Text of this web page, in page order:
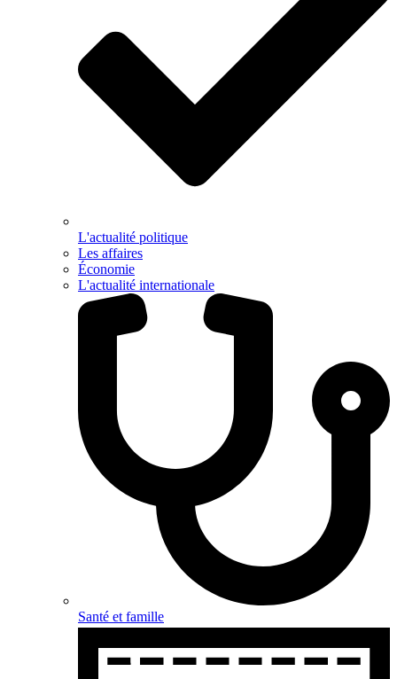
L'actualité politique
Les affaires
Économie
L'actualité internationale
Santé et famille